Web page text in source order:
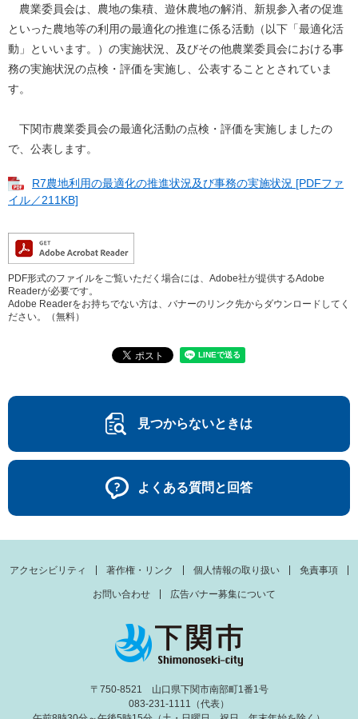
農業委員会は、農地の集積、遊休農地の解消、新規参入者の促進
といった農地等の利用の最適化の推進に係る活動（以下「最適化活
動」といいます。）の実施状況、及びその他農業委員会における事
務の実施状況の点検・評価を実施し、公表することとされていま
す。
下関市農業委員会の最適化活動の点検・評価を実施しましたの
で、公表します。
R7農地利用の最適化の推進状況及び事務の実施状況 [PDFファ
イル／211KB]
PDF形式のファイルをご覧いただく場合には、Adobe社が提供するAdobe
Readerが必要です。
Adobe Readerをお持ちでない方は、バナーのリンク先からダウンロードしてく
ださい。（無料）
見つからないときは
よくある質問と回答
アクセシビリティ 著作権・リンク 個人情報の取り扱い 免責事項
お問い合わせ 広告バナー募集について
〒750-8521 山口県下関市南部町1番1号
083-231-1111（代表）